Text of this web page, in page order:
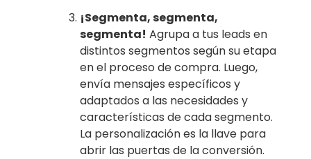
¡Segmenta, segmenta,
segmenta! Agrupa a tus leads en
distintos segmentos según su etapa
en el proceso de compra. Luego,
envía mensajes específicos y
adaptados a las necesidades y
características de cada segmento.
La personalización es la llave para
abrir las puertas de la conversión.